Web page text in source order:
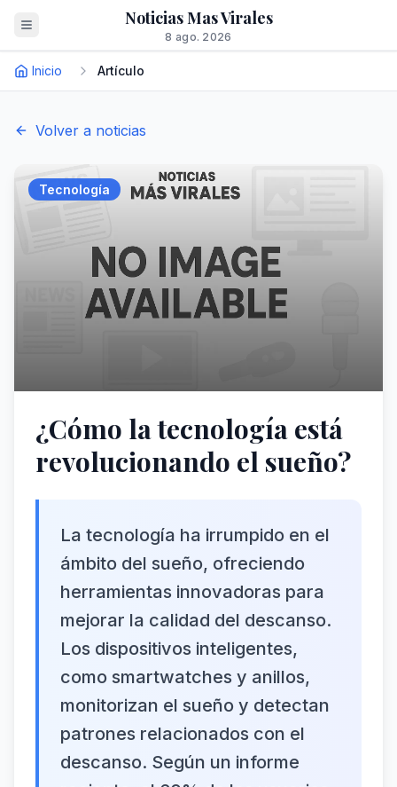
Noticias Mas Virales
8 ago. 2026
Inicio Artículo
Volver a noticias
Tecnología
¿Cómo la tecnología está
revolucionando el sueño?
La tecnología ha irrumpido en el
ámbito del sueño, ofreciendo
herramientas innovadoras para
mejorar la calidad del descanso.
Los dispositivos inteligentes,
como smartwatches y anillos,
monitorizan el sueño y detectan
patrones relacionados con el
descanso. Según un informe